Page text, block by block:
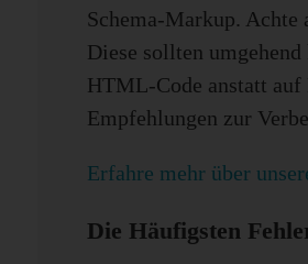
Schema-Markup. Achte
Diese sollten
HTML-Code anstatt
Empfehlungen zur
Erfahre mehr über
Die Häufigsten